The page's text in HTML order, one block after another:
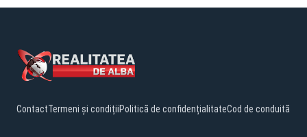
ContactTermeni și condițiiPolitică de confidențialitateCod de conduită